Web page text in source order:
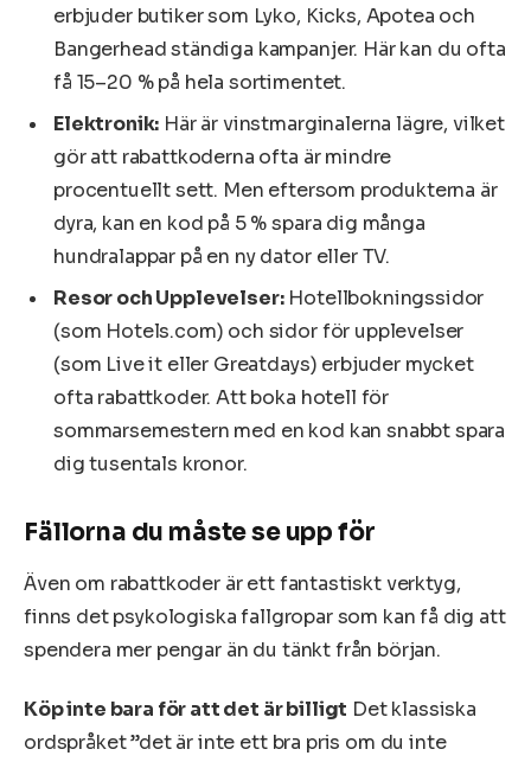
erbjuder butiker som Lyko, Kicks, Apotea och
Bangerhead ständiga kampanjer. Här kan du ofta
få 15–20 % på hela sortimentet.
Elektronik: Här är vinstmarginalerna lägre, vilket
gör att rabattkoderna ofta är mindre
procentuellt sett. Men eftersom produkterna är
dyra, kan en kod på 5 % spara dig många
hundralappar på en ny dator eller TV.
Resor och Upplevelser:Hotellbokningssidor
(som Hotels.com) och sidor för upplevelser
(som Live it eller Greatdays) erbjuder mycket
ofta rabattkoder. Att boka hotell för
sommarsemestern med en kod kan snabbt spara
dig tusentals kronor.
Fällorna du måste se upp för
Även om rabattkoder är ett fantastiskt verktyg,
finns det psykologiska fallgropar som kan få dig att
spendera mer pengar än du tänkt från början.
Köp inte bara för att det är billigt Det klassiska
ordspråket ”det är inte ett bra pris om du inte